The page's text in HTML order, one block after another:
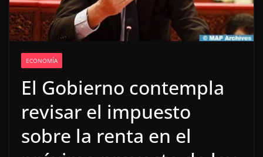
ECONOMÍA
El Gobierno contempla
revisar el impuesto
sobre la renta en el